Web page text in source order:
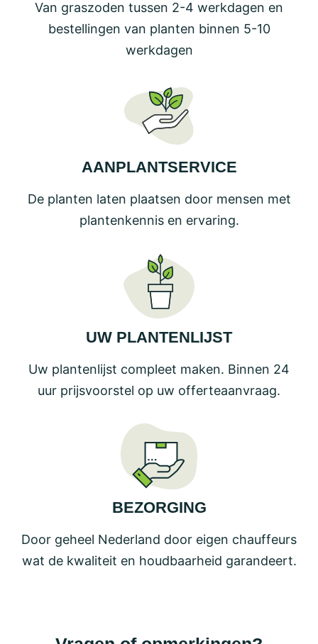
Van graszoden tussen 2-4 werkdagen en
bestellingen van planten binnen 5-10
werkdagen
AANPLANTSERVICE
De planten laten plaatsen door mensen met
plantenkennis en ervaring.
UW PLANTENLIJST
Uw plantenlijst compleet maken. Binnen 24
uur prijsvoorstel op uw offerteaanvraag.
BEZORGING
Door geheel Nederland door eigen chauffeurs
wat de kwaliteit en houdbaarheid garandeert.